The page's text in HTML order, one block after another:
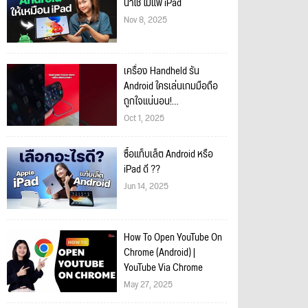
Nov 8, 2025
เครื่อง Handheld รัน
Android ใครเล่นเกมมือถือ
ถูกใจแน่นอน!
#SnapdragonSummit
Oct 1, 2025
ซื้อแท็บเล็ต Android หรือ
iPad ดี ??
Jun 14, 2025
How To Open YouTube On
Chrome (Android) |
YouTube Via Chrome
May 27, 2025